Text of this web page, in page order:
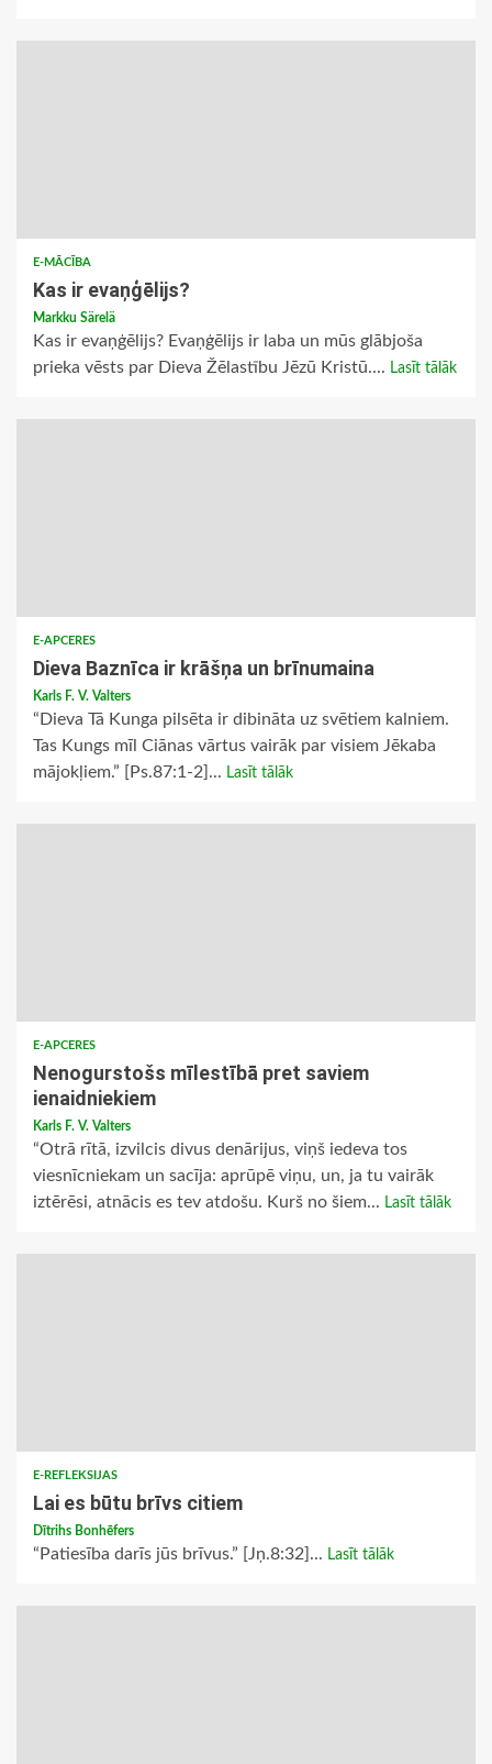
E-MĀCĪBA
Kas ir evaņģēlijs?
Markku Särelä
Kas ir evaņģēlijs? Evaņģēlijs ir laba un mūs glābjoša
prieka vēsts par Dieva Žēlastību Jēzū Kristū.... Lasīt tālāk
E-APCERES
Dieva Baznīca ir krāšņa un brīnumaina
Karls F. V. Valters
“Dieva Tā Kunga pilsēta ir dibināta uz svētiem kalniem.
Tas Kungs mīl Ciānas vārtus vairāk par visiem Jēkaba
mājokļiem.” [Ps.87:1-2]... Lasīt tālāk
E-APCERES
Nenogurstošs mīlestībā pret saviem
ienaidniekiem
Karls F. V. Valters
“Otrā rītā, izvilcis divus denārijus, viņš iedeva tos
viesnīcniekam un sacīja: aprūpē viņu, un, ja tu vairāk
iztērēsi, atnācis es tev atdošu. Kurš no šiem... Lasīt tālāk
E-REFLEKSIJAS
Lai es būtu brīvs citiem
Dītrihs Bonhēfers
“Patiesība darīs jūs brīvus.” [Jņ.8:32]... Lasīt tālāk